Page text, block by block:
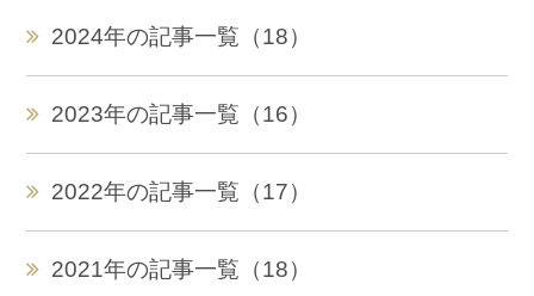
2024年の記事一覧（18）
2023年の記事一覧（16）
2022年の記事一覧（17）
2021年の記事一覧（18）